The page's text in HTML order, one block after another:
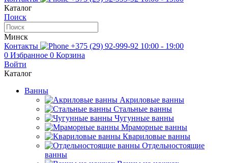
Каталог
Поиск
Минск
Контакты
+375 (29) 92-999-92 10:00 - 19:00
0 Избранное 0 Корзина
Войти
Каталог
Ванны
Акриловые ванны
Стальные ванны
Чугунные ванны
Мраморные ванны
Квариловые ванны
Отдельностоящие
ванны